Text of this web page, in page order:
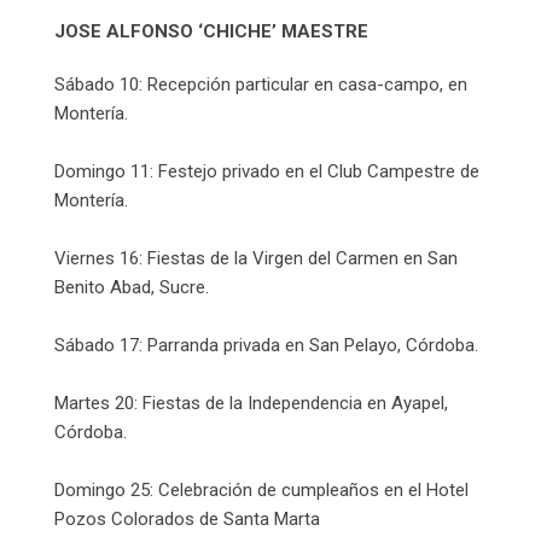
JOSE ALFONSO ‘CHICHE’ MAESTRE
Sábado 10: Recepción particular en casa-campo, en
Montería.
Domingo 11: Festejo privado en el Club Campestre de
Montería.
Viernes 16: Fiestas de la Virgen del Carmen en San
Benito Abad, Sucre.
Sábado 17: Parranda privada en San Pelayo, Córdoba.
Martes 20: Fiestas de la Independencia en Ayapel,
Córdoba.
Domingo 25: Celebración de cumpleaños en el Hotel
Pozos Colorados de Santa Marta